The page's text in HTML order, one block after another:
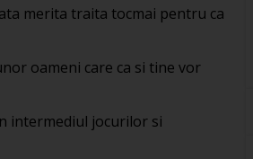
merita traita tocmai pentru ca
oameni care ca si tine vor
intermediul jocurilor si